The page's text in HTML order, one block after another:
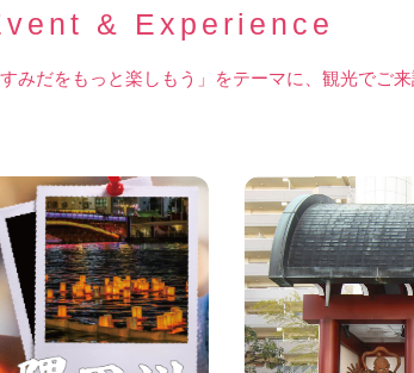
& Experience
すみだをもっと楽しもう」をテーマに、観光でご